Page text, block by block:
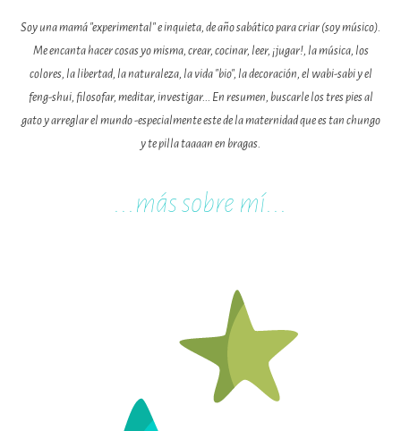
Soy una mamá "experimental" e inquieta, de año sabático para criar (soy músico).
Me encanta hacer cosas yo misma, crear, cocinar, leer, ¡jugar!, la música, los
colores, la libertad, la naturaleza, la vida "bio", la decoración, el wabi-sabi y el
feng-shui, filosofar, meditar, investigar... En resumen, buscarle los tres pies al
gato y arreglar el mundo -especialmente este de la maternidad que es tan chungo
y te pilla taaaan en bragas.
...más sobre mí...